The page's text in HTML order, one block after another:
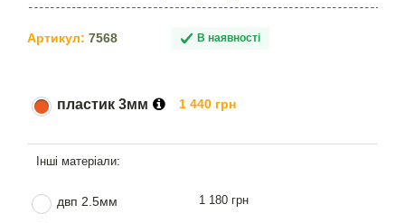
Артикул: 7568 В наявності
пластик 3мм 1 440 грн
двп 2.5мм 1 180 грн